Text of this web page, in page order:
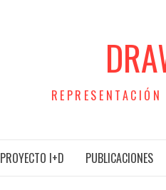
PROYECTO I+D PUBLICACIONES